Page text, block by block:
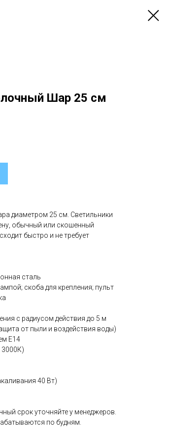
Шар 25 см
диаметром 25 см. Светильники
обычный или скошенный
быстро и не требует
сталь
скоба для крепления; пульт
с радиусом действия до 5 м
от пыли и воздействия воды)
Е14
3000К)
40 Вт)
срок уточняйте у менеджеров.
по будням.